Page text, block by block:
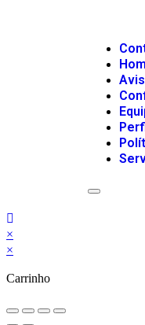
Menu
×
×
Carrinho